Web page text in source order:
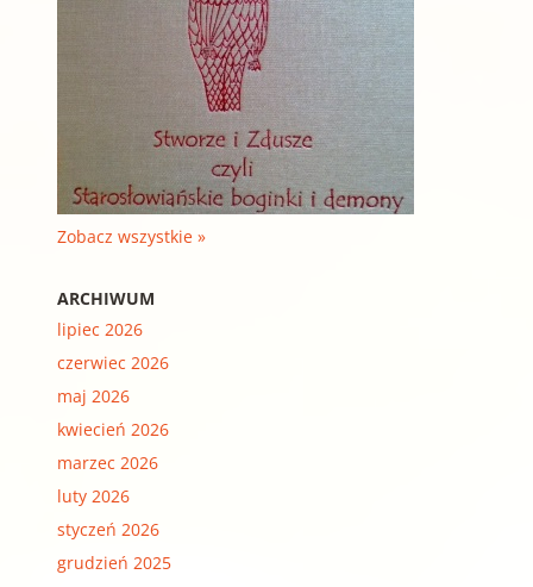
Zobacz wszystkie »
ARCHIWUM
lipiec 2026
czerwiec 2026
maj 2026
kwiecień 2026
marzec 2026
luty 2026
styczeń 2026
grudzień 2025